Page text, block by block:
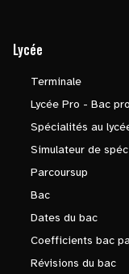
Lycée
Terminale
Lycée Pro - Bac
Spécialités au
Simulateur de
Parcoursup
Bac
Dates du bac
Coefficients bac
Révisions du bac